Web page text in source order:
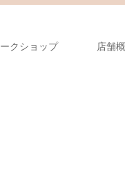
クショップ 店舗